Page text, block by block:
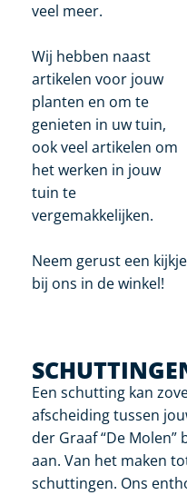
veel meer.
Wij hebben naast
artikelen voor jouw
planten en om te
genieten in uw tuin,
ook veel artikelen om
het werken in jouw
tuin te
vergemakkelijken.
Neem gerust een kijkje
bij ons in de winkel!
Een schutting kan
afscheiding tussen
der Graaf “De
aan. Van het maken
schuttingen. Ons